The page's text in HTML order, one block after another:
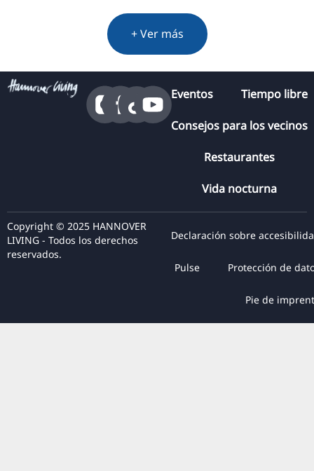
+ Ver más
Eventos Tiempo libre
Consejos para los vecinos
Restaurantes
Vida nocturna
Copyright © 2025 HANNOVER
LIVING - Todos los derechos
reservados.
Declaración sobre
Pulse Protección de
Pie de